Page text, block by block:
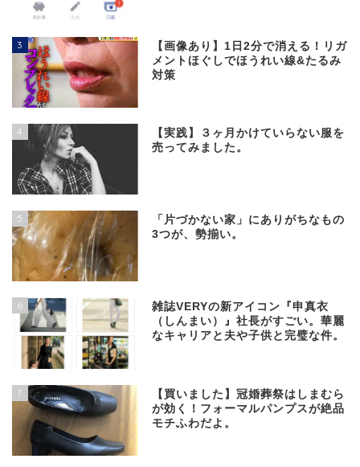
3
【画像あり】1日2分で消える！リガ
メントほぐしでほうれい線&たるみ
対策
4
【実践】３ヶ月かけていらない服を
売ってみました。
5
「片づかない家」にありがちなもの
3つが、勢揃い。
6
雑誌VERYの新アイコン『申真衣
（しんまい）』社長がすごい。華麗
なキャリアと夫や子供と完璧な件。
7
【買いました】冠婚葬祭はしまむら
が効く！フォーマルパンプスが絶品
モチふわだよ。